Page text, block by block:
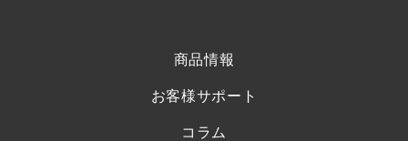
商品情報
お客様サポート
コラム